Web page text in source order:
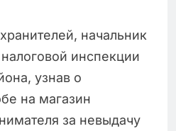
начальник
инспекции
узнав о
на магазин
за невыдачу